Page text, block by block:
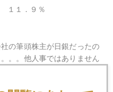
１１．９％
の筆頭株主が日銀だったの
。。他人事ではありません